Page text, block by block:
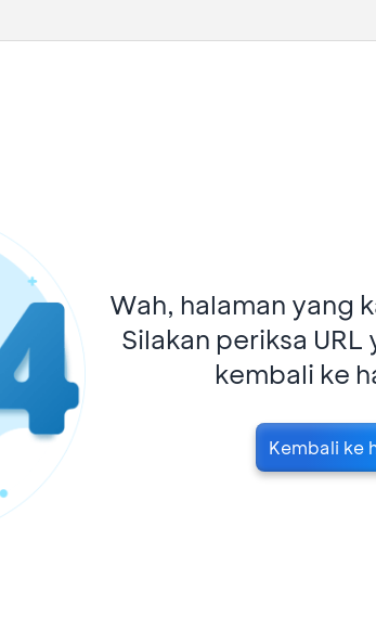
Wah, halaman yang
Silakan periksa
kembali ke
Kembali ke